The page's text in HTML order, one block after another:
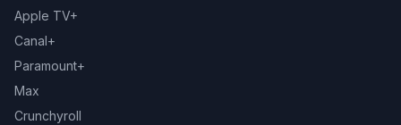
Apple TV+
Canal+
Paramount+
Max
Crunchyroll